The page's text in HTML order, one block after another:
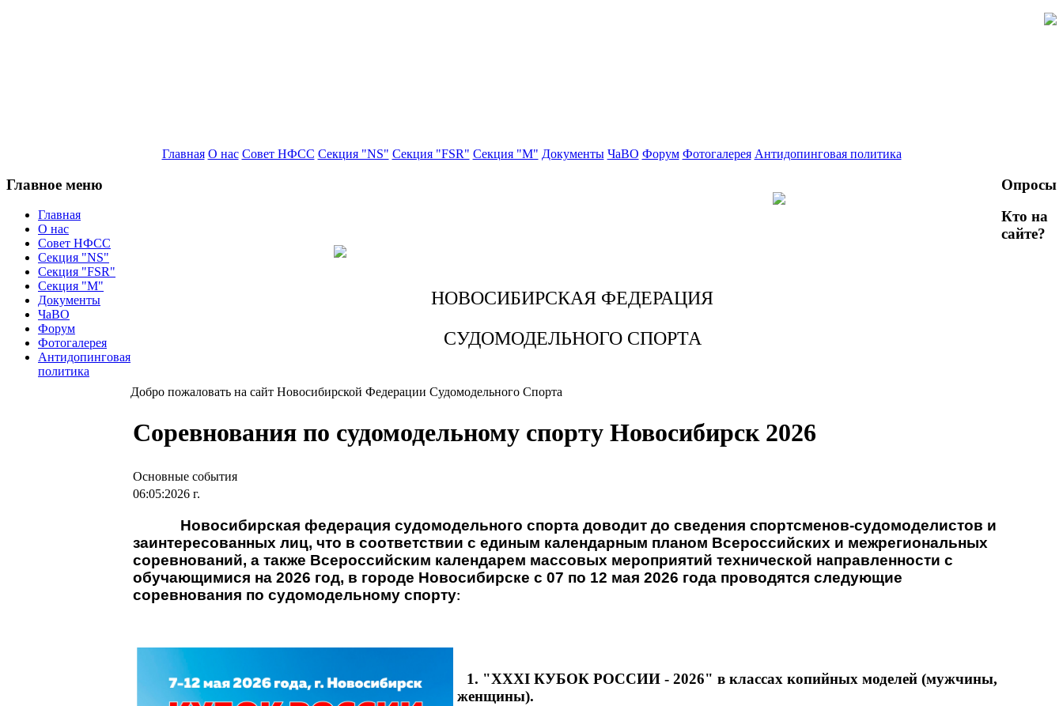
Главная О нас Совет НФСС Секция "NS" Секция "FSR" Секция "М" Документы ЧаВО Форум Фотогалерея Антидопинговая политика
Главное меню
Главная
О нас
Совет НФСС
Секция "NS"
Секция "FSR"
Секция "М"
Документы
ЧаВО
Форум
Фотогалерея
Антидопинговая
политика
НОВОСИБИРСКАЯ ФЕДЕРАЦИЯ
СУДОМОДЕЛЬНОГО СПОРТА
Добро пожаловать на сайт Новосибирской Федерации Судомодельного Спорта
Соревнования по судомодельному спорту Новосибирск 2026
Основные события
06:05:2026 г.
Новосибирская федерация судомодельного спорта доводит до сведения спортсменов-судомоделистов и
заинтересованных лиц, что в соответствии с единым календарным планом Всероссийских и межрегиональных
соревнований, а также Всероссийским календарем массовых мероприятий технической направленности с
обучающимися на 2026 год, в городе Новосибирске с 07 по 12 мая 2026 года проводятся следующие
соревнования по судомодельному спорту:
1. "XXXI КУБОК РОССИИ - 2026" в классах копийных моделей (мужчины,
женщины).
Опросы
Кто на
сайте?